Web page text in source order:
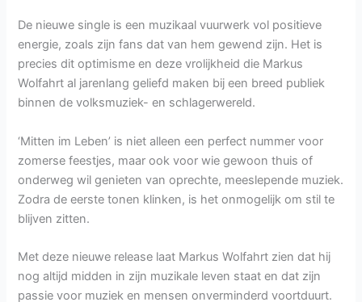
De nieuwe single is een muzikaal vuurwerk vol positieve
energie, zoals zijn fans dat van hem gewend zijn. Het is
precies dit optimisme en deze vrolijkheid die Markus
Wolfahrt al jarenlang geliefd maken bij een breed publiek
binnen de volksmuziek- en schlagerwereld.
‘Mitten im Leben’ is niet alleen een perfect nummer voor
zomerse feestjes, maar ook voor wie gewoon thuis of
onderweg wil genieten van oprechte, meeslepende muziek.
Zodra de eerste tonen klinken, is het onmogelijk om stil te
blijven zitten.
Met deze nieuwe release laat Markus Wolfahrt zien dat hij
nog altijd midden in zijn muzikale leven staat en dat zijn
passie voor muziek en mensen onverminderd voortduurt.